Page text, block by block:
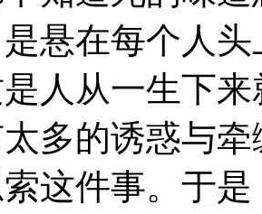
在每个人头
人从一生下
多的诱惑与
这件事。于